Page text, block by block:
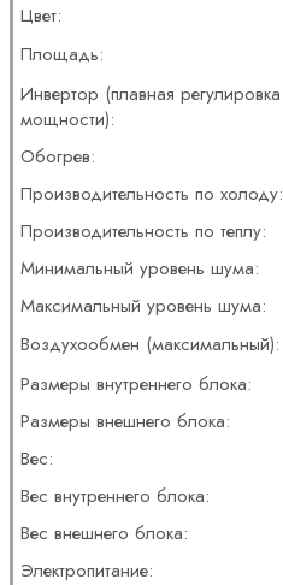
Цвет:
Площадь:
Инвертор (плавная регулировка
мощности):
Обогрев:
Производительность по холоду:
Производительность по теплу:
Минимальный уровень шума:
Максимальный уровень шума:
Воздухообмен (максимальный):
Размеры внутреннего блока:
Размеры внешнего блока:
Вес:
Вес внутреннего блока:
Вес внешнего блока:
Электропитание: